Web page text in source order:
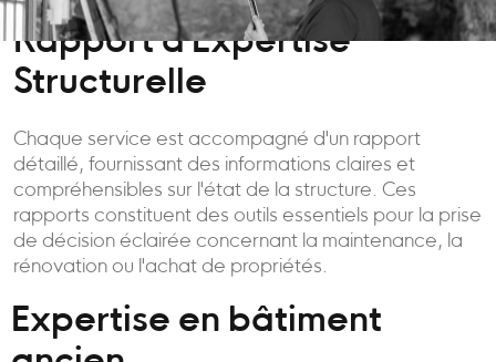
Rapport d'Expertise
Structurelle
Chaque service est accompagné d'un rapport
détaillé, fournissant des informations claires et
compréhensibles sur l'état de la structure. Ces
rapports constituent des outils essentiels pour la prise
de décision éclairée concernant la maintenance, la
rénovation ou l'achat de propriétés.
Expertise en bâtiment